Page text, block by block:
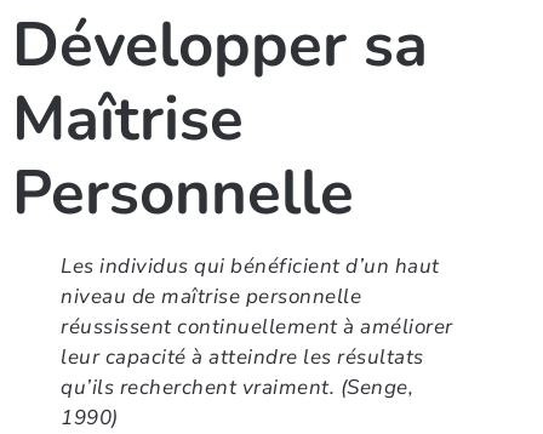
Développer sa
Maîtrise
Personnelle
Les individus qui bénéficient d’un haut
niveau de maîtrise personnelle
réussissent continuellement à améliorer
leur capacité à atteindre les résultats
qu’ils recherchent vraiment. (Senge,
1990)